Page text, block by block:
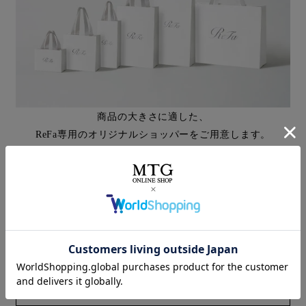
商品の大きさに適した、
ReFa専用のオリジナルショッパーをご用意します。
ご注意
無料のラッピングをご要望の場合は、単品の商品ページから
ご購入ください。
※一部商品は無料ラッピング対象外となっています。